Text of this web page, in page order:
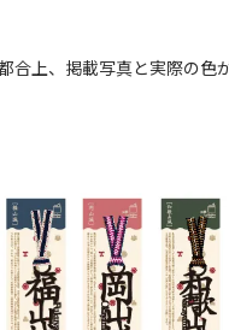
合上、掲載写真と実際の色